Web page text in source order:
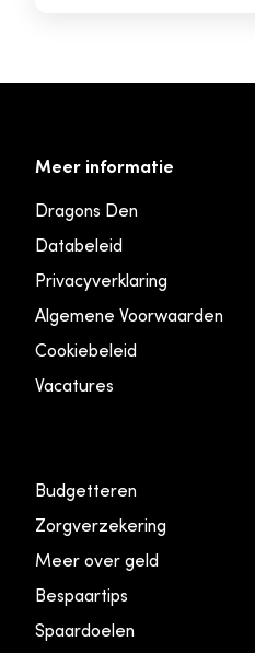
Meer informatie
Dragons Den
Databeleid
Privacyverklaring
Algemene Voorwaarden
Cookiebeleid
Vacatures
Budgetteren
Zorgverzekering
Meer over geld
Bespaartips
Spaardoelen